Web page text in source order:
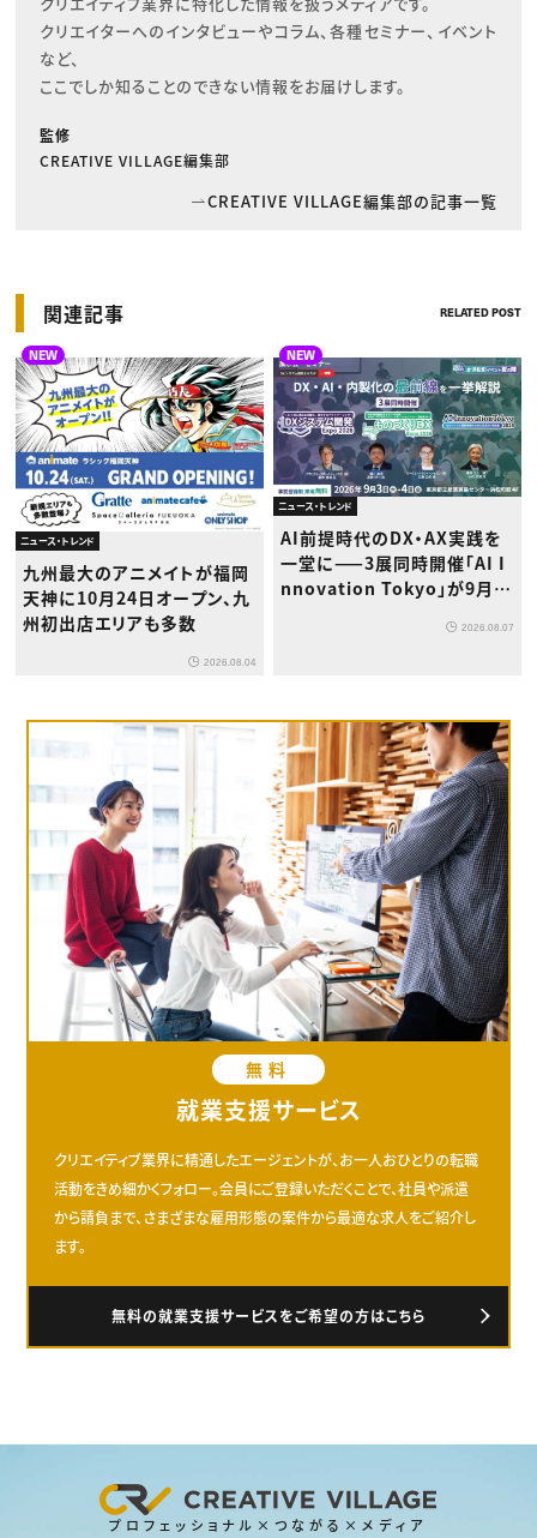
クリエイターへのインタビューやコラム、各種セミナー、イベント
など、
ここでしか知ることのできない情報をお届けします。
監修
CREATIVE VILLAGE編集部
CREATIVE VILLAGE編集部の記事一覧
関連記事 RELATED POST
NEW
ニュース・トレンド
九州最大のアニメイトが福岡
天神に10月24日オープン、九
州初出店エリアも多数
2026.08.04
NEW
ニュース・トレンド
AI前提時代のDX・AX実践を
一堂に——3展同時開催「AI I
nnovation Tokyo」が9月浜
2026.08.07
無料
就業支援サービス
クリエイティブ業界に精通したエージェントが、お一人おひとりの転職
活動をきめ細かくフォロー。会員にご登録いただくことで、社員や派遣
から請負まで、さまざまな雇用形態の案件から最適な求人をご紹介し
ます。
無料の就業支援サービスをご希望の方はこちら
プロフェッショナル×つながる×メディア